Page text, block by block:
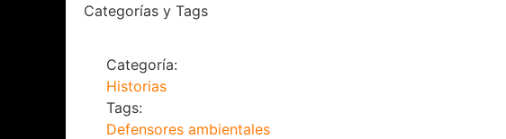
Categorías y Tags
Categoría:
Historias
Tags:
Defensores ambientales